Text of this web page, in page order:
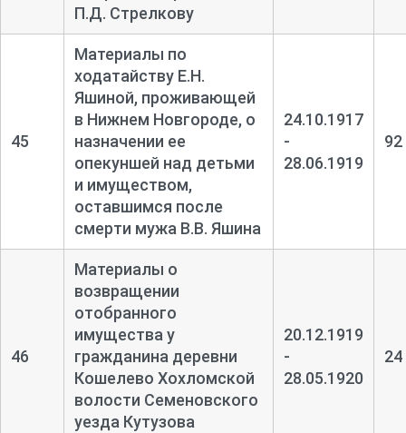
П.Д. Стрелкову
45
Материалы по
ходатайству Е.Н.
Яшиной, проживающей
в Нижнем Новгороде, о
назначении ее
опекуншей над детьми
и имуществом,
оставшимся после
смерти мужа В.В. Яшина
24.10.1917
-
28.06.1919
92
46
Материалы о
возвращении
отобранного
имущества у
гражданина деревни
Кошелево Хохломской
волости Семеновского
уезда Кутузова
20.12.1919
-
28.05.1920
24